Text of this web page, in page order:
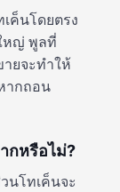
ค็นโดยตรง
หญ่ พูลที่
ยจะทำให้
ากถอน
กหรือไม่?
นโทเค็นจะ